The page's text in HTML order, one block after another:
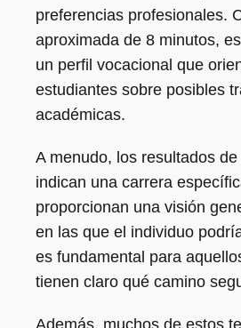
preferencias profesionales.
aproximada de 8 minutos,
un perfil vocacional que
estudiantes sobre posibles
académicas.
A menudo, los resultados
indican una carrera
proporcionan una visión
en las que el individuo
es fundamental para
tienen claro qué camino
Además, muchos de estos